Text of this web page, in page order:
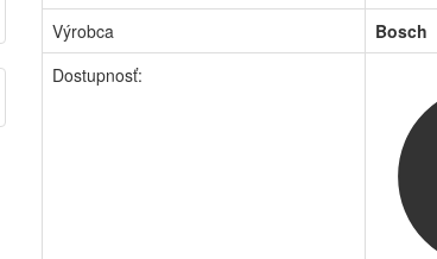
Výrobca
Bosch
Dostupnosť: